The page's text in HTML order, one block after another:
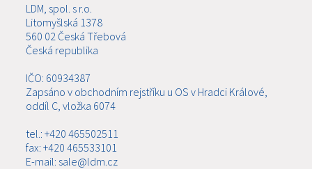
LDM, spol. s r.o.
Litomyšlská 1378
560 02 Česká Třebová
Česká republika
IČO: 60934387
Zapsáno v obchodním rejstříku u OS v Hradci Králové,
oddíl C, vložka 6074
tel.: +420 465502511
fax: +420 465533101
E-mail: sale@ldm.cz